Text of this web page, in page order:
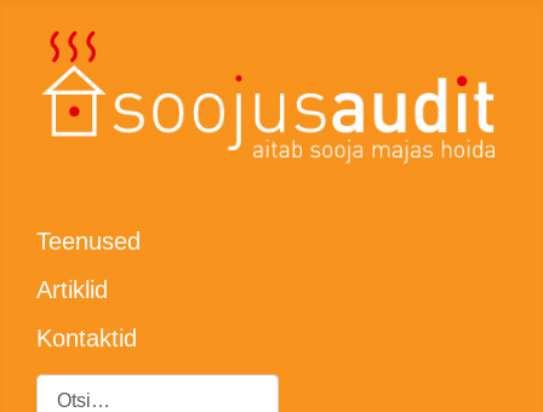
Teenused
Artiklid
Kontaktid
Otsing